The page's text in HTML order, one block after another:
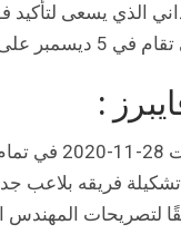
الذي يسعى
الخرطوم.
:
تشكيلة فريقه
لتصريحات